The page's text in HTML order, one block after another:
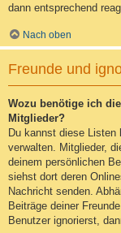
dann entsprechend
Nach oben
Freunde und
Wozu benötige ich
Mitglieder?
Du kannst diese Listen
verwalten. Mitglieder,
deinem persönlichen
siehst dort deren
Nachricht senden.
Beiträge deiner
Benutzer ignorierst,